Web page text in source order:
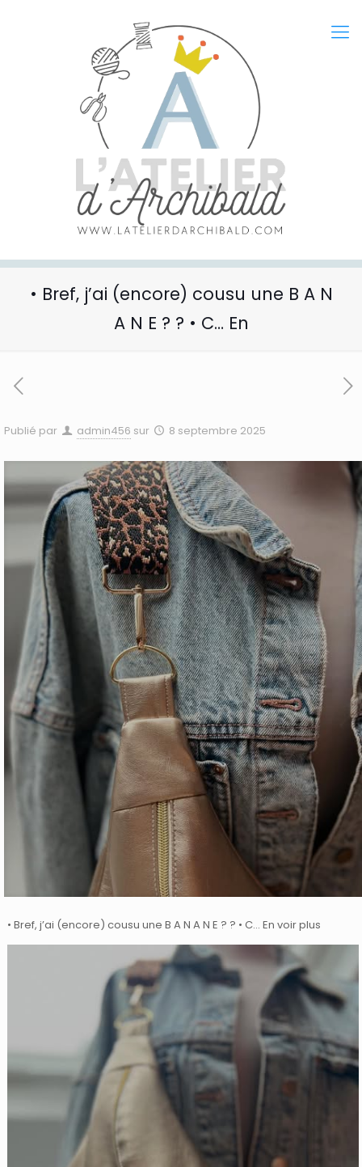
• Bref, j’ai (encore) cousu une B A N
A N E ? ? • C… En
Publié par admin456 sur 8 septembre 2025
• Bref, j’ai (encore) cousu une B A N A N E ? ? • C… En voir plus